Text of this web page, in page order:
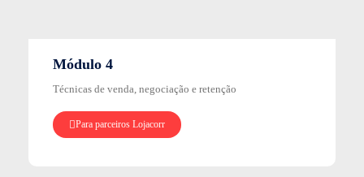
Módulo 4
Técnicas de venda, negociação e retenção
Para parceiros Lojacorr